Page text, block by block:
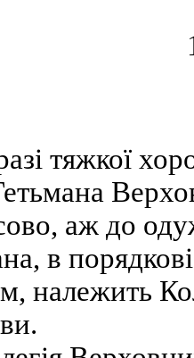
тяжкої
аж до
в
належить